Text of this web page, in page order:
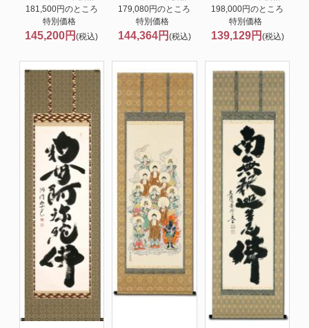
181,500円のところ
特別価格
145,200円(税込)
179,080円のところ
特別価格
144,364円 (税込)
198,000円のところ
特別価格
139,129円 (税込)